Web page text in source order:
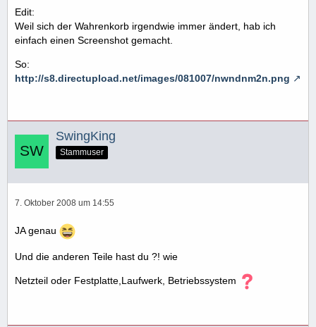
Edit:
Weil sich der Wahrenkorb irgendwie immer ändert, hab ich
einfach einen Screenshot gemacht.
So:
http://s8.directupload.net/images/081007/nwndnm2n.png
SwingKing
Stammuser
7. Oktober 2008 um 14:55
JA genau
Und die anderen Teile hast du ?! wie
Netzteil oder Festplatte,Laufwerk, Betriebssystem